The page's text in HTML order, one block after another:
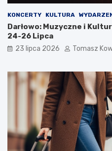
KONCERTY KULTURA
Darłowo: Muzyczne i
24-26 Lipca
23 lipca 2026 Tomasz